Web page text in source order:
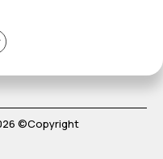
©Copyright